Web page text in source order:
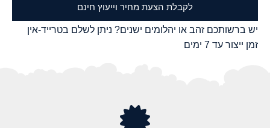
לקבלת הצעת מחיר וייעוץ חינם
יש ברשותכם זהב או יהלומים ישנים? ניתן לשלם בטרייד-אין
זמן ייצור עד 7 ימים